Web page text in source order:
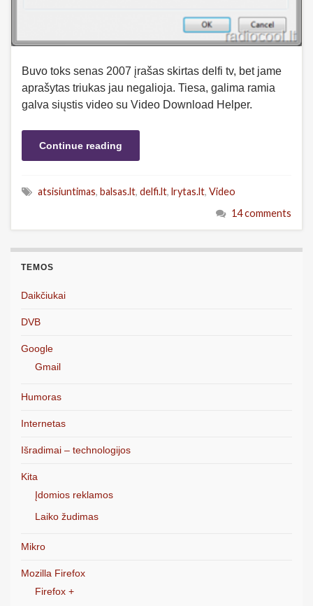
Buvo toks senas 2007 įrašas skirtas delfi tv, bet jame
aprašytas triukas jau negalioja. Tiesa, galima ramia
galva siųstis video su Video Download Helper.
Continue reading
atsisiuntimas, balsas.lt, delfi.lt, lrytas.lt, Video
14 comments
TEMOS
Daikčiukai
DVB
Google
Gmail
Humoras
Internetas
Išradimai – technologijos
Kita
Įdomios reklamos
Laiko žudimas
Mikro
Mozilla Firefox
Firefox +